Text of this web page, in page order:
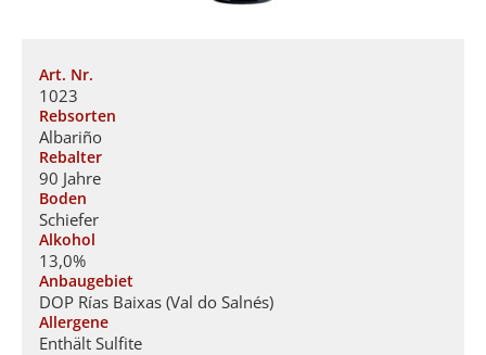
Art. Nr.
1023
Rebsorten
Albariño
Rebalter
90 Jahre
Boden
Schiefer
Alkohol
13,0%
Anbaugebiet
DOP Rías Baixas (Val do Salnés)
Allergene
Enthält Sulfite